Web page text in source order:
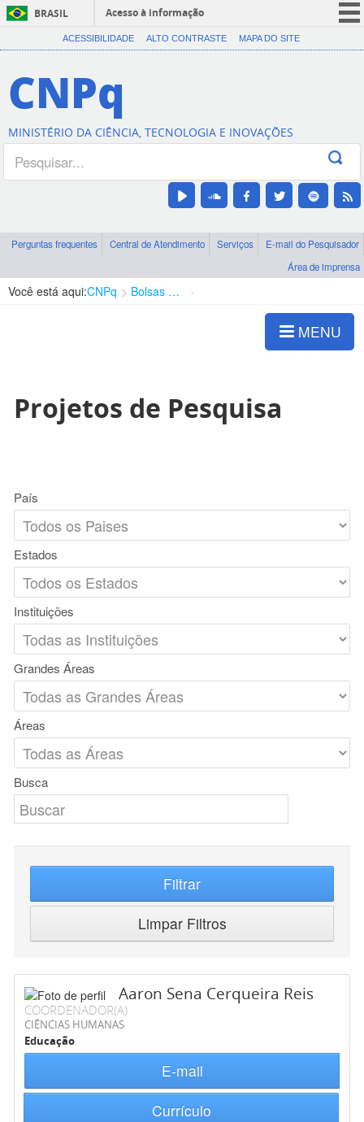
BRASIL
Acesso à informação
CORONAVÍRUS (COVID-19)
Canais
ACESSIBILIDADE ALTO CONTRASTE MAPA DO SITE
CNPq
MINISTÉRIO DA CIÊNCIA, TECNOLOGIA E INOVAÇÕES
Perguntas frequentes Central de Atendimento Serviços
E-mail do Pesquisador
Área de imprensa
Você está aqui:CNPq Bolsas e Auxílios Vigentes
MENU
Projetos de Pesquisa
País
Estados
Instituições
Grandes Áreas
Áreas
Busca
Filtrar
Limpar Filtros
Aaron Sena Cerqueira Reis
COORDENADOR(A)
CIÊNCIAS HUMANAS
Educação
E-mail
Currículo